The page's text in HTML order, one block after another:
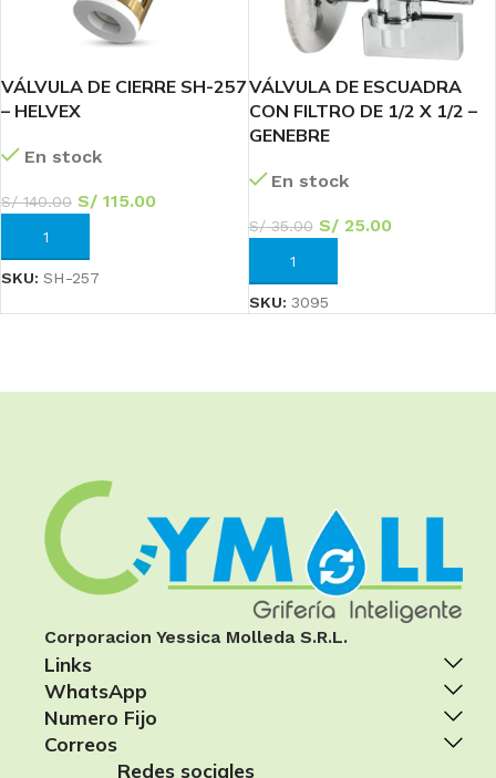
VÁLVULA DE CIERRE SH-257
– HELVEX
En stock
S/140.00 S/ 115.00
AÑADIR AL CARRITO
SKU: SH-257
VÁLVULA DE ESCUADRA
CON FILTRO DE 1/2 X 1/2 –
GENEBRE
En stock
S/35.00 S/25.00
AÑADIR AL CARRITO
SKU: 3095
Corporacion Yessica Molleda S.R.L.
Links
WhatsApp
Numero Fijo
Correos
Redes sociales